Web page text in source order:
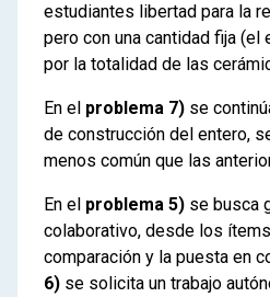
estudiantes libertad para la
pero con una cantidad fija (el
por la totalidad de las
En el problema 7) se
de construcción del entero,
menos común que las
En el problema 5) se busca
colaborativo, desde los
comparación y la puesta en
6) se solicita un trabajo